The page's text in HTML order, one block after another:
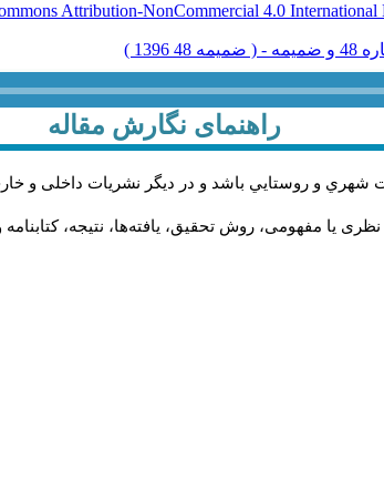
Attribution-NonCommercial 4.0 International
راهنمای نگارش مقاله
شهري و روستايي باشد و در دیگر نشریات داخلی و
یا مفهومی، روش تحقیق، یافته‌ها، نتیجه،